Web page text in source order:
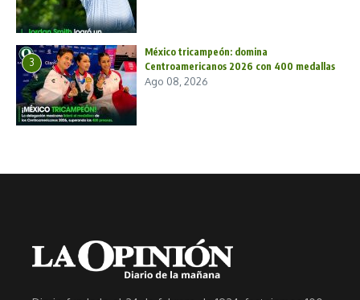
3
México tricampeón: domina
Centroamericanos 2026 con 400 medallas
Ago 08, 2026